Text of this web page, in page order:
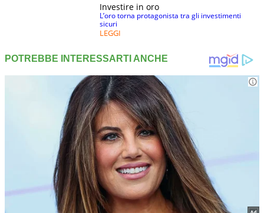
Investire in oro
L’oro torna protagonista tra gli investimenti
sicuri
LEGGI